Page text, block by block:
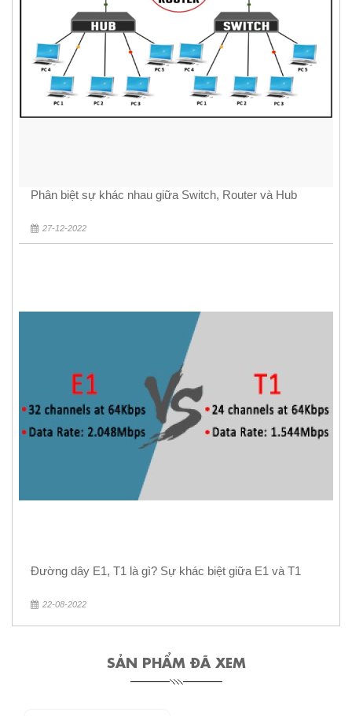
Phân biệt sự khác nhau giữa Switch, Router và Hub
27-12-2022
Đường dây E1, T1 là gì? Sự khác biệt giữa E1 và T1
22-08-2022
SẢN PHẨM ĐÃ XEM